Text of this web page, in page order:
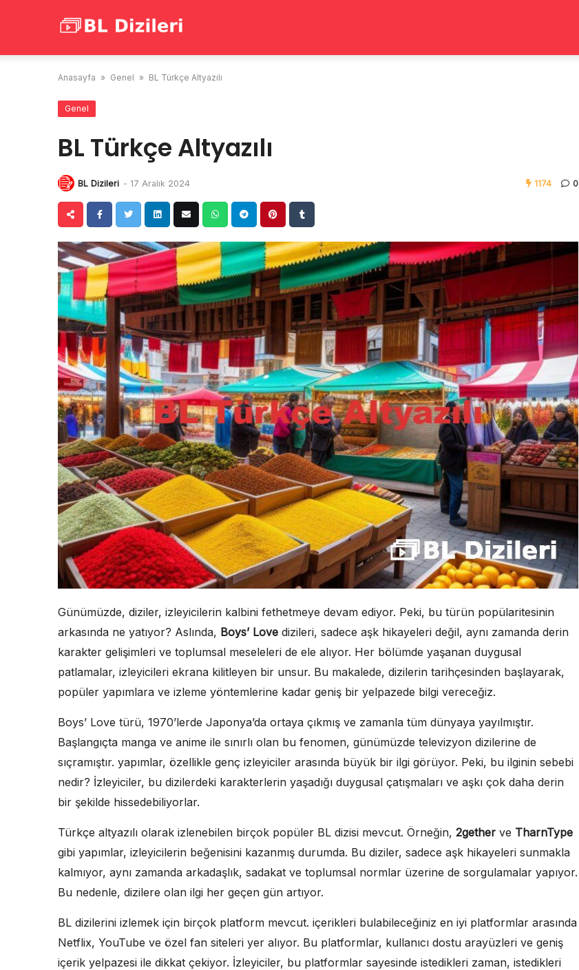
Anasayfa » Genel » BL Türkçe Altyazılı
Genel
BL Türkçe Altyazılı
BL Dizileri - 17 Aralık 2024 1174 0
Günümüzde, diziler, izleyicilerin kalbini fethetmeye devam ediyor. Peki, bu türün popülaritesinin
arkasında ne yatıyor? Aslında, Boys’ Love dizileri, sadece aşk hikayeleri değil, aynı zamanda derin
karakter gelişimleri ve toplumsal meseleleri de ele alıyor. Her bölümde yaşanan duygusal
patlamalar, izleyicileri ekrana kilitleyen bir unsur. Bu makalede, dizilerin tarihçesinden başlayarak,
popüler yapımlara ve izleme yöntemlerine kadar geniş bir yelpazede bilgi vereceğiz.
Boys’ Love türü, 1970’lerde Japonya’da ortaya çıkmış ve zamanla tüm dünyaya yayılmıştır.
Başlangıçta manga ve anime ile sınırlı olan bu fenomen, günümüzde televizyon dizilerine de
sıçramıştır. yapımlar, özellikle genç izleyiciler arasında büyük bir ilgi görüyor. Peki, bu ilginin sebebi
nedir? İzleyiciler, bu dizilerdeki karakterlerin yaşadığı duygusal çatışmaları ve aşkı çok daha derin
bir şekilde hissedebiliyorlar.
Türkçe altyazılı olarak izlenebilen birçok popüler BL dizisi mevcut. Örneğin, 2gether ve TharnType
gibi yapımlar, izleyicilerin beğenisini kazanmış durumda. Bu diziler, sadece aşk hikayeleri sunmakla
kalmıyor, aynı zamanda arkadaşlık, sadakat ve toplumsal normlar üzerine de sorgulamalar yapıyor.
Bu nedenle, dizilere olan ilgi her geçen gün artıyor.
BL dizilerini izlemek için birçok platform mevcut. içerikleri bulabileceğiniz en iyi platformlar arasında
Netflix, YouTube ve özel fan siteleri yer alıyor. Bu platformlar, kullanıcı dostu arayüzleri ve geniş
içerik yelpazesi ile dikkat çekiyor. İzleyiciler, bu platformlar sayesinde istedikleri zaman, istedikleri